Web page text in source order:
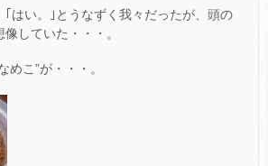
｢はい。｣とうなずく我々だったが、頭の
していた・・・。
めこ”が・・・。